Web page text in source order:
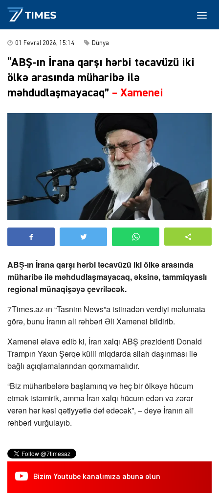
01 Fevral 2026, 15:14 Dünya
“ABŞ-ın İrana qarşı hərbi təcavüzü iki
ölkə arasında müharibə ilə
məhdudlaşmayacaq” – Xamenei
ABŞ-ın İrana qarşı hərbi təcavüzü iki ölkə arasında
müharibə ilə məhdudlaşmayacaq, əksinə, tammiqyaslı
regional münaqişəyə çevriləcək.
7Times.az-ın “Tasnim News”a istinadən verdiyi məlumata
görə, bunu İranın ali rəhbəri Əli Xamenei bildirib.
Xamenei əlavə edib ki, İran xalqı ABŞ prezidenti Donald
Trampın Yaxın Şərqə külli miqdarda silah daşınması ilə
bağlı açıqlamalarından qorxmamalıdır.
“Biz müharibələrə başlamırıq və heç bir ölkəyə hücum
etmək istəmirik, amma İran xalqı hücum edən və zərər
verən hər kəsi qətiyyətlə dəf edəcək”, – deyə İranın ali
rəhbəri vurğulayıb.
Bizim Youtube kanalımıza abunə olun